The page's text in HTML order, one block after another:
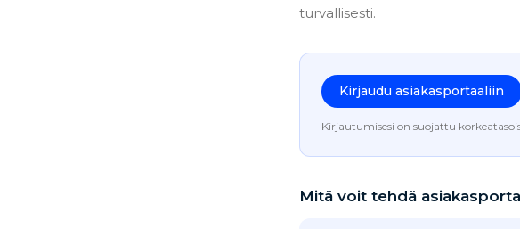
turvallisesti.
Kirjaudu asiakasportaaliin
Kirjautumisesi on suojattu
Mitä voit tehdä